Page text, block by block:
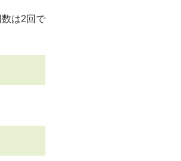
は2回で